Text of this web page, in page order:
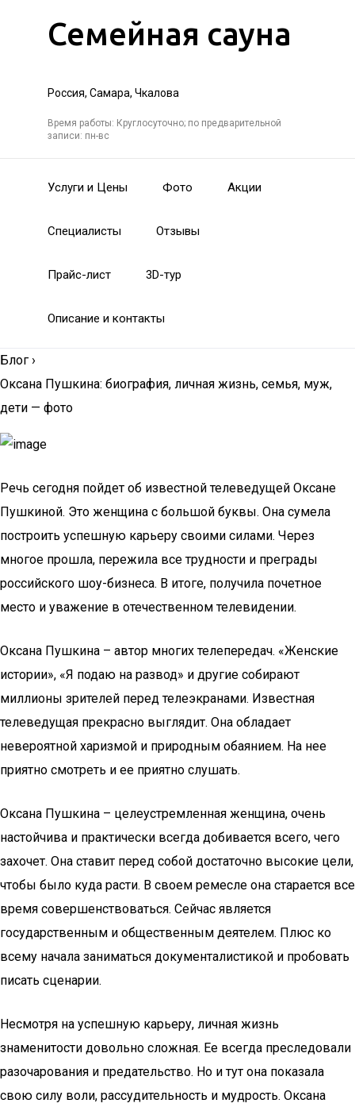
Семейная сауна
Россия, Самара, Чкалова
Время работы: Круглосуточно; по предварительной
записи: пн-вс
Услуги и Цены Фото Акции
Специалисты Отзывы
Прайс-лист 3D-тур
Описание и контакты
Блог ›
Оксана Пушкина: биография, личная жизнь, семья, муж,
дети — фото
Речь сегодня пойдет об известной телеведущей Оксане
Пушкиной. Это женщина с большой буквы. Она сумела
построить успешную карьеру своими силами. Через
многое прошла, пережила все трудности и преграды
российского шоу-бизнеса. В итоге, получила почетное
место и уважение в отечественном телевидении.
Оксана Пушкина – автор многих телепередач. «Женские
истории», «Я подаю на развод» и другие собирают
миллионы зрителей перед телеэкранами. Известная
телеведущая прекрасно выглядит. Она обладает
невероятной харизмой и природным обаянием. На нее
приятно смотреть и ее приятно слушать.
Оксана Пушкина – целеустремленная женщина, очень
настойчива и практически всегда добивается всего, чего
захочет. Она ставит перед собой достаточно высокие цели,
чтобы было куда расти. В своем ремесле она старается все
время совершенствоваться. Сейчас является
государственным и общественным деятелем. Плюс ко
всему начала заниматься документалистикой и пробовать
писать сценарии.
Несмотря на успешную карьеру, личная жизнь
знаменитости довольно сложная. Ее всегда преследовали
разочарования и предательство. Но и тут она показала
свою силу воли, рассудительность и мудрость. Оксана